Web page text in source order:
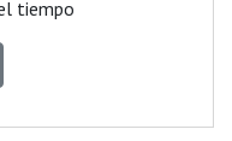
tiempo